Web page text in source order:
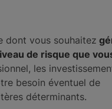
dont vous souhaitez
de risque que
les
besoin éventuel de
déterminants.